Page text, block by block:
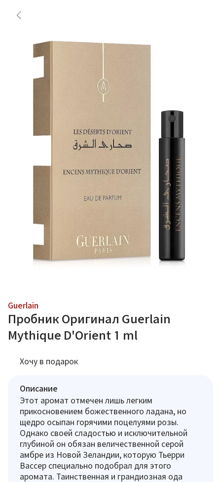
Guerlain
Пробник Оригинал Guerlain
Mythique D'Orient 1 ml
Хочу в подарок
Описание
Этот аромат отмечен лишь легким
прикосновением божественного ладана, но
щедро осыпан горячими поцелуями розы.
Однако своей сладостью и исключительной
глубиной он обязан величественной серой
амбре из Новой Зеландии, которую Тьерри
Вассер специально подобрал для этого
аромата. Таинственная и грандиозная ода